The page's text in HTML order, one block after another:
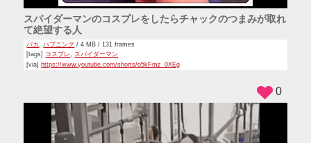
スパイダーマンのコスプレをしたらチャックのつまみが取れ
て絶望する人
バカ ,ハプニング / 4 MB / 131 frames
[tags] コスプレ, スパイダーマン
[via] https://www.youtube.com/shorts/o5kFmz_0XEg
0